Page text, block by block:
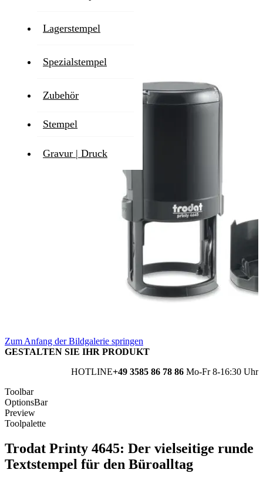
Lagerstempel
Spezialstempel
Zubehör
Stempel
Gravur | Druck
Zum Anfang der Bildgalerie springen
GESTALTEN SIE IHR PRODUKT
HOTLINE+49 3585 86 78 86 Mo-Fr 8-16:30 Uhr
Toolbar
OptionsBar
Preview
Toolpalette
Trodat Printy 4645: Der vielseitige runde
Textstempel für den Büroalltag